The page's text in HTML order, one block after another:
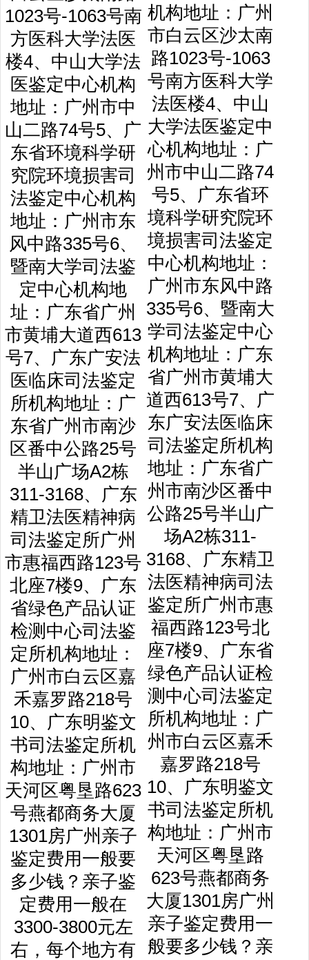
机构地址：广州
市白云区沙太南
路1023号-1063
号南方医科大学
法医楼4、中山
大学法医鉴定中
心机构地址：广
州市中山二路74
号5、广东省环
境科学研究院环
境损害司法鉴定
中心机构地址：
广州市东风中路
335号6、暨南大
学司法鉴定中心
机构地址：广东
省广州市黄埔大
道西613号7、广
东广安法医临床
司法鉴定所机构
地址：广东省广
州市南沙区番中
公路25号半山广
场A2栋311-
3168、广东精卫
法医精神病司法
鉴定所广州市惠
福西路123号北
座7楼9、广东省
绿色产品认证检
测中心司法鉴定
所机构地址：广
州市白云区嘉禾
嘉罗路218号
10、广东明鉴文
书司法鉴定所机
构地址：广州市
天河区粤垦路
623号燕都商务
大厦1301房广州
亲子鉴定费用一
般要多少钱？亲